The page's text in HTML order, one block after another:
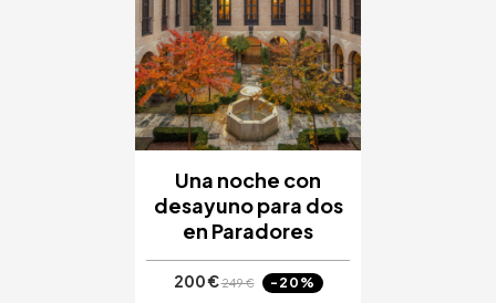
Una noche con
desayuno para dos
en Paradores
200 €249 € -20%